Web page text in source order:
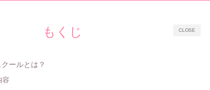
CLOSE
もくじ
ールとは？
容